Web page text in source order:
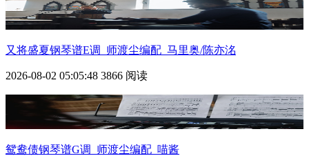
又将盛夏钢琴谱E调_师渡尘编配_马里奥/陈亦洺
2026-08-02 05:05:48 3866 阅读
鸳鸯债钢琴谱G调_师渡尘编配_喵酱